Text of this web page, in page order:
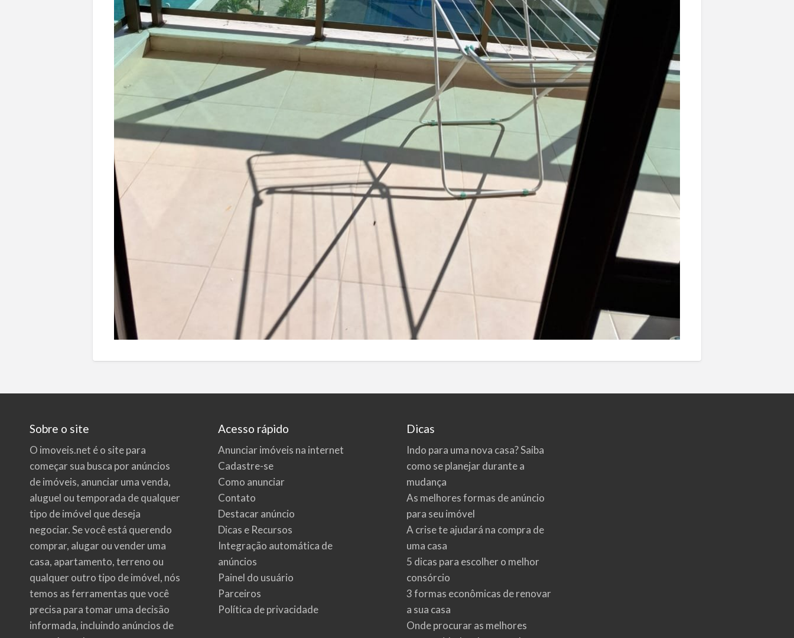
Sobre o site
O imoveis.net é o site para
começar sua busca poranúncios
de imóveis, anunciar uma venda,
aluguel ou temporada de qualquer
tipo de imóvel que deseja
negociar. Se você está querendo
comprar, alugar ou vender uma
casa, apartamento, terreno ou
qualquer outro tipo de imóvel, nós
temos as ferramentas que você
precisa para tomar uma decisão
informada, incluindo anúncios de
Acesso rápido
Anunciar imóveis na internet
Cadastre-se
Como anunciar
Contato
Destacar anúncio
Dicas e Recursos
Integração automática de
anúncios
Painel do usuário
Parceiros
Política de privacidade
Dicas
Indo para uma nova casa? Saiba
como se planejar durante a
mudança
As melhores formas de anúncio
para seu imóvel
A crise te ajudará na compra de
uma casa
5 dicas para escolher o melhor
consórcio
3 formas econômicas de renovar
a sua casa
Onde procurar as melhores